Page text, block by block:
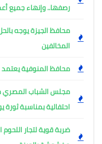
رصفها.. وإنهاء جميع
محافظ الجيزة يوجه
المخالفين
محافظ المنوفية يعتمد
مجلس الشباب المصري
احتفالية بمناسبة ثورة